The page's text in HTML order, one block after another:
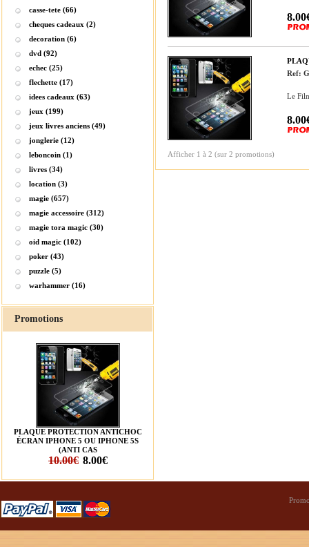
casse-tete (66)
cheques cadeaux (2)
decoration (6)
dvd (92)
echec (25)
flechette (17)
idees cadeaux (63)
jeux (199)
jeux livres anciens (49)
jonglerie (12)
leboncoin (1)
livres (34)
location (3)
magie (657)
magie accessoire (312)
magie tora magic (30)
oid magic (102)
poker (43)
puzzle (5)
warhammer (16)
Promotions
PLAQUE PROTECTION ANTICHOC
ÉCRAN IPHONE 5 OU IPHONE 5S
(ANTI CAS
10.00€ 8.00€
Ref:
Le
Afficher 1 à 2 (sur 2 promotions)